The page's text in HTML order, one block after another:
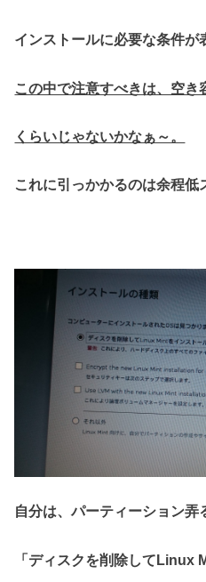
インストールに必要な条件が
この中で注意すべきは、空き
くらいじゃないかなぁ～。
これに引っかかるのは余程低
自分は、パーティーション
「ディスクを削除してLinux